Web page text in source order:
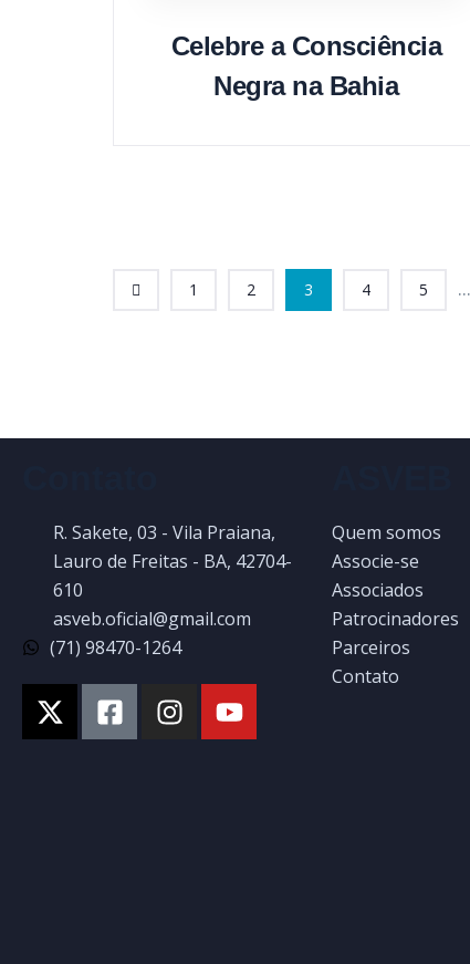
Celebre a Consciência
Negra na Bahia
1 2 3 4 5 ...
R. Sakete, 03 - Vila Praiana,
Lauro de Freitas - BA, 42704-
610
asveb.oficial@gmail.com
(71) 98470-1264
Quem somos
Associe-se
Associados
Patrocinadores
Parceiros
Contato